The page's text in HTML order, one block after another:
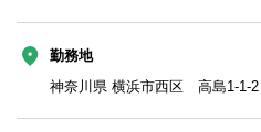
勤務地
神奈川県 横浜市西区 高島1-1-